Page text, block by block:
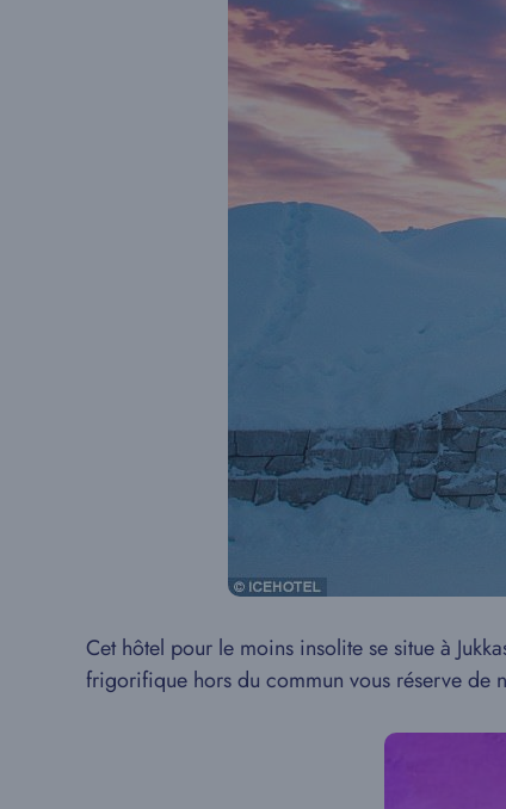
Cet hôtel pour le moins insolite se situe à
frigorifique hors du commun vous réserve de